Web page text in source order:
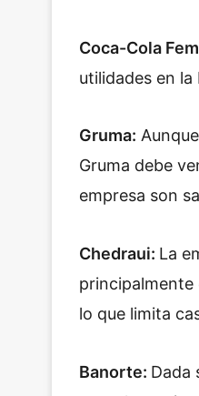
Coca-Cola
utilidades en la
Gruma:
Gruma debe
empresa son
Chedraui: La
principalmente
lo que limita
Banorte: Dada